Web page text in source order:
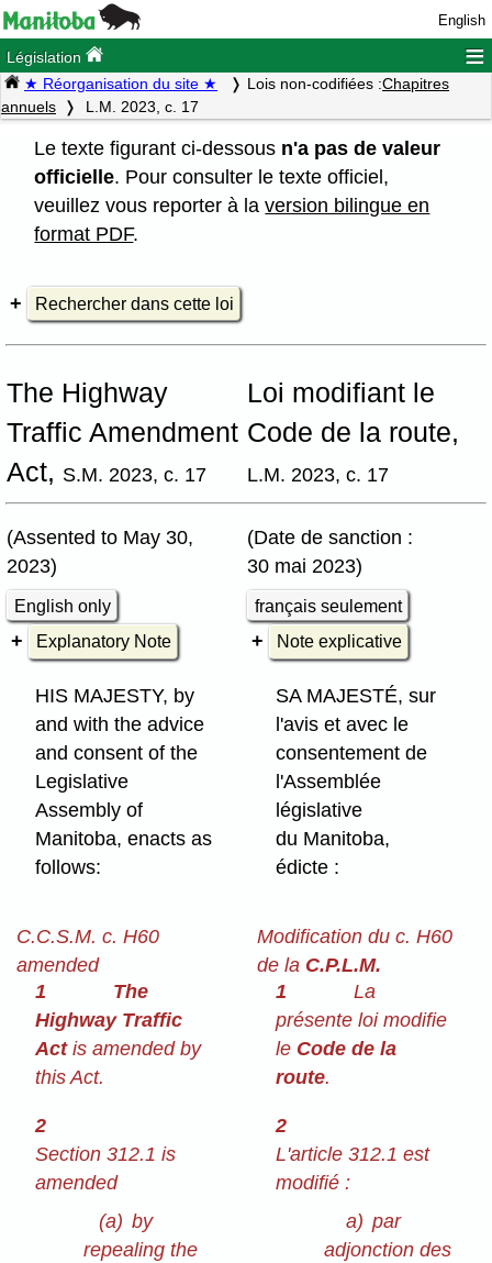
English
Législation ≡
★ Réorganisation du site ★ Lois non-codifiées :Chapitres
annuels
L.M. 2023, c. 17
Le texte figurant ci-dessous n'a pas de valeur
officielle. Pour consulter le texte officiel,
veuillez vous reporter à laversion bilingue en
format PDF.
Rechercher dans cette loi
The Highway
Traffic Amendment
Act, S.M. 2023, c. 17
Loi modifiant le
Code de la route,
L.M. 2023, c. 17
(Assented to May 30,
2023)
(Date de sanction :
30 mai 2023)
English only
français seulement
Explanatory Note
Note explicative
HIS MAJESTY, by
and with the advice
and consent of the
Legislative
Assembly of
Manitoba, enacts as
follows:
SA MAJESTÉ, sur
l'avis et avec le
consentement de
l'Assemblée
législative
du Manitoba,
édicte :
C.C.S.M. c. H60
amended
1
The
Highway Traffic
Actis amended by
this Act.
Modification du c. H60
de la C.P.L.M.
1
La
présente loi modifie
le Code de la
route.
2
Section 312.1 is
amended
(a) by
repealing the
2
L'article 312.1 est
modifié :
a) par
adjonction des